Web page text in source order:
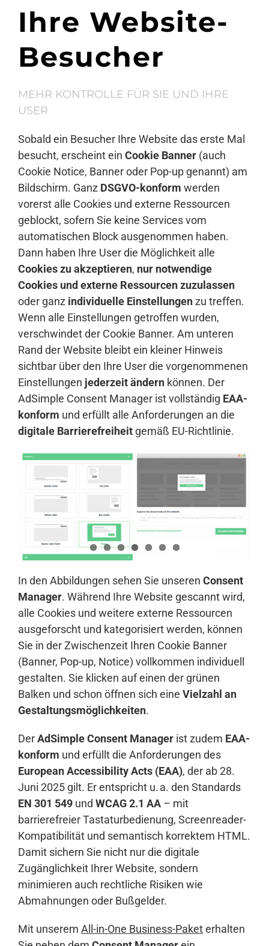
Ihre Website-
Besucher
MEHR KONTROLLE FÜR SIE UND IHRE
USER
Sobald ein Besucher Ihre Website das erste Mal
besucht, erscheint ein Cookie Banner (auch
Cookie Notice, Banner oder Pop-up genannt) am
Bildschirm. Ganz DSGVO-konform werden
vorerst alle Cookies und externe Ressourcen
geblockt, sofern Sie keine Services vom
automatischen Block ausgenommen haben.
Dann haben Ihre User die Möglichkeit alle
Cookies zu akzeptieren, nur notwendige
Cookies und externe Ressourcen zuzulassen
oder ganz individuelle Einstellungenzu treffen.
Wenn alle Einstellungen getroffen wurden,
verschwindet der Cookie Banner. Am unteren
Rand der Website bleibt ein kleiner Hinweis
sichtbar über den Ihre User die vorgenommenen
Einstellungen jederzeit ändern können. Der
AdSimple Consent Manager ist vollständig EAA-
konform und erfüllt alle Anforderungen an die
digitale Barrierefreiheit gemäß EU-Richtlinie.
In den Abbildungen sehen Sie unseren Consent
Manager. Während Ihre Website gescannt wird,
alle Cookies und weitere externe Ressourcen
ausgeforscht und kategorisiert werden, können
Sie in der Zwischenzeit Ihren Cookie Banner
(Banner, Pop-up, Notice) vollkommen individuell
gestalten. Sie klicken auf einen der grünen
Balken und schon öffnen sich eine Vielzahl an
Gestaltungsmöglichkeiten.
DerAdSimple Consent Manager ist zudem EAA-
konform und erfüllt die Anforderungen des
European Accessibility Acts (EAA), der ab 28.
Juni 2025 gilt. Er entspricht u. a. den Standards
EN 301 549 und WCAG 2.1 AA – mit
barrierefreier Tastaturbedienung, Screenreader-
Kompatibilität und semantisch korrektem HTML.
Damit sichern Sie nicht nur die digitale
Zugänglichkeit Ihrer Website, sondern
minimieren auch rechtliche Risiken wie
Abmahnungen oder Bußgelder.
Mit unserem All-in-One Business-Paketerhalten